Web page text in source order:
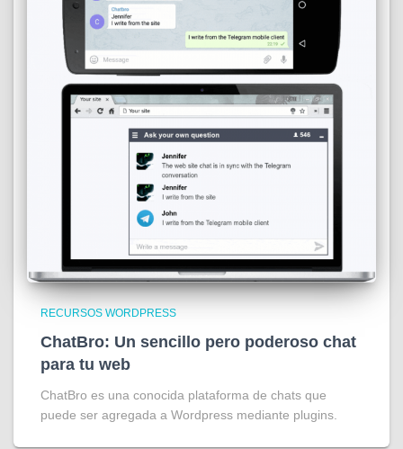
RECURSOS WORDPRESS
ChatBro: Un sencillo pero poderoso chat
para tu web
ChatBro es una conocida plataforma de chats que
puede ser agregada a Wordpress mediante plugins.